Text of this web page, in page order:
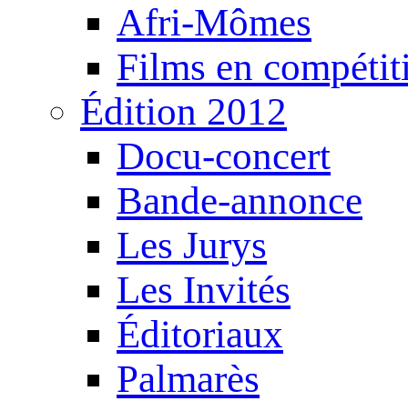
Afri-Mômes
Films en
Édition 2012
Docu-concert
Bande-annonce
Les Jurys
Les Invités
Éditoriaux
Palmarès